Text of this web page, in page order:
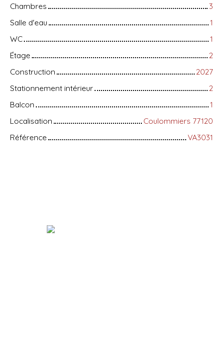
Chambres
3
Salle d'eau
1
WC
1
Étage
2
Construction
2027
Stationnement intérieur
2
Balcon
1
Localisation
Coulommiers 77120
Référence
VA3031